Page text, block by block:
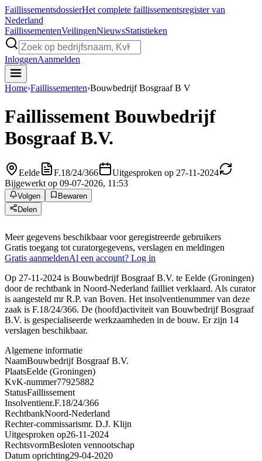
FaillissementsdossierHet complete faillissementsregister van
Nederland
FaillissementenVeilingenNieuwsStatistieken
InloggenAanmelden
Home›Faillissementen›Bouwbedrijf Bosgraaf B V
Faillissement Bouwbedrijf
Bosgraaf B.V.
Eelde F.18/24/366
Uitgesproken op 27-11-2024
Bijgewerkt op 09-07-2026, 11:53
Volgen
Bewaren
Delen
Meer gegevens beschikbaar voor geregistreerde gebruikers
Gratis toegang tot curatorgegevens, verslagen en meldingen
Gratis aanmeldenAl een account? Log in
Op 27-11-2024 is Bouwbedrijf Bosgraaf B.V. te Eelde (Groningen)
door de rechtbank in Noord-Nederland failliet verklaard. Als curator
is aangesteld mr R.P. van Boven. Het insolventienummer van deze
zaak is F.18/24/366. De (hoofd)activiteit van Bouwbedrijf Bosgraaf
B.V. is gespecialiseerde werkzaamheden in de bouw. Er zijn 14
verslagen beschikbaar.
Algemene informatie
NaamBouwbedrijf Bosgraaf B.V.
PlaatsEelde (Groningen)
KvK-nummer77925882
StatusFaillissement
Insolventienr.F.18/24/366
RechtbankNoord-Nederland
Rechter-commissarismr. D.J. Klijn
Uitgesproken op26-11-2024
RechtsvormBesloten vennootschap
Datum oprichting29-04-2020